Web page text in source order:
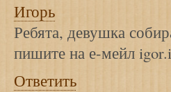
Игорь
Ребята, девушка
пишите на е-мейл
Ответить